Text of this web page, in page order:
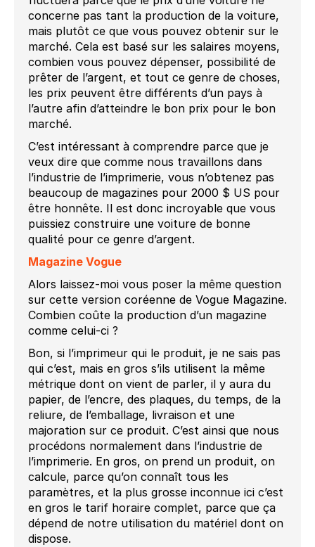
concerne pas tant la production de la voiture,
mais plutôt ce que vous pouvez obtenir sur le
marché. Cela est basé sur les salaires moyens,
combien vous pouvez dépenser, possibilité de
prêter de l’argent, et tout ce genre de choses,
les prix peuvent être différents d’un pays à
l’autre afin d’atteindre le bon prix pour le bon
marché.
C’est intéressant à comprendre parce que je
veux dire que comme nous travaillons dans
l’industrie de l’imprimerie, vous n’obtenez pas
beaucoup de magazines pour 2000 $ US pour
être honnête. Il est donc incroyable que vous
puissiez construire une voiture de bonne
qualité pour ce genre d’argent.
Magazine Vogue
Alors laissez-moi vous poser la même question
sur cette version coréenne de Vogue Magazine.
Combien coûte la production d’un magazine
comme celui-ci ?
Bon, si l’imprimeur qui le produit, je ne sais pas
qui c’est, mais en gros s’ils utilisent la même
métrique dont on vient de parler, il y aura du
papier, de l’encre, des plaques, du temps, de la
reliure, de l’emballage, livraison et une
majoration sur ce produit. C’est ainsi que nous
procédons normalement dans l’industrie de
l’imprimerie. En gros, on prend un produit, on
calcule, parce qu’on connaît tous les
paramètres, et la plus grosse inconnue ici c’est
en gros le tarif horaire complet, parce que ça
dépend de notre utilisation du matériel dont on
dispose.